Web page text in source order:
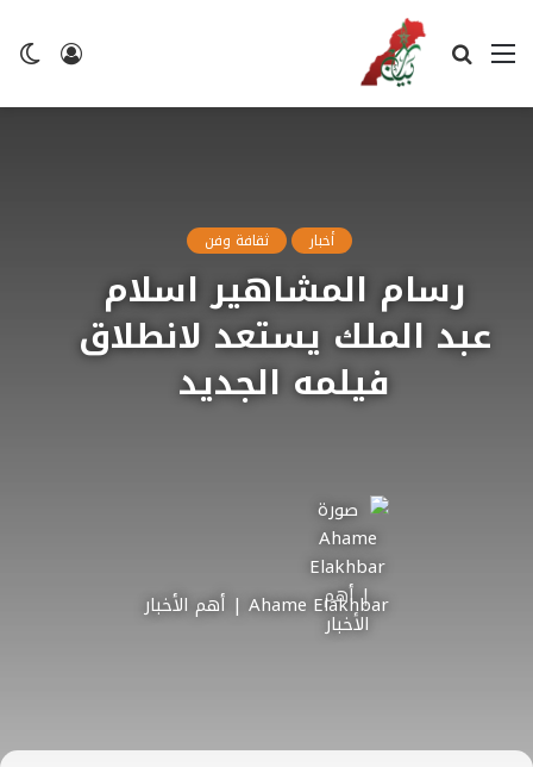
تسجيل
القائمة بحث
أخبار ثقافة وفن
رسام المشاهير اسلام
عبد الملك يستعد لانطلاق
فيلمه الجديد
Ahame Elakhbar | أهم الأخبار